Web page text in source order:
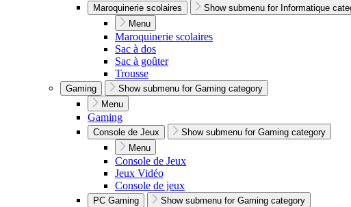
Maroquinerie scolaires
Show submenu for Informatique
Menu
Maroquinerie scolaires
Sac à dos
Sac à goûter
Trousse
Gaming
Show submenu for Gaming category
Menu
Gaming
Console de Jeux
Show submenu for Gaming category
Menu
Console de Jeux
Jeux Vidéo
Console de jeux
PC Gaming
Show submenu for Gaming category